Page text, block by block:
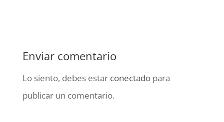
Enviar comentario
Lo siento, debes estar conectadopara
publicar un comentario.